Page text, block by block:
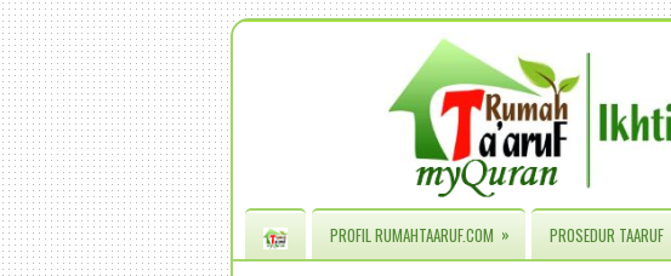
PROFIL RUMAHTAARUF.COM » PROSEDUR TAARUF